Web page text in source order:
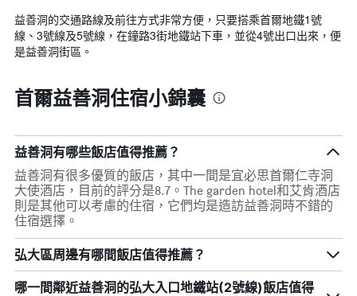
益善洞的交通路線及前往方式非常方便，只要搭乘首爾地鐵1號
線、3號線及5號線，在鐘路3街地鐵站下車，並從4號出口出來，便
是益善洞街區。
首爾益善洞住宿小錦囊
益善洞有哪些飯店值得推薦？
益善洞有很多優質的飯店，其中一間是宜必思首爾仁寺洞
大使酒店，目前的評分是8.7。The garden hotel和艾肯酒店
則是其他可以考慮的住宿，它們均是造訪益善洞時不錯的
住宿選擇。
弘大區周邊有哪間飯店值得推薦？
哪一間鄰近益善洞的弘大入口地鐵站(2號線)飯店值得